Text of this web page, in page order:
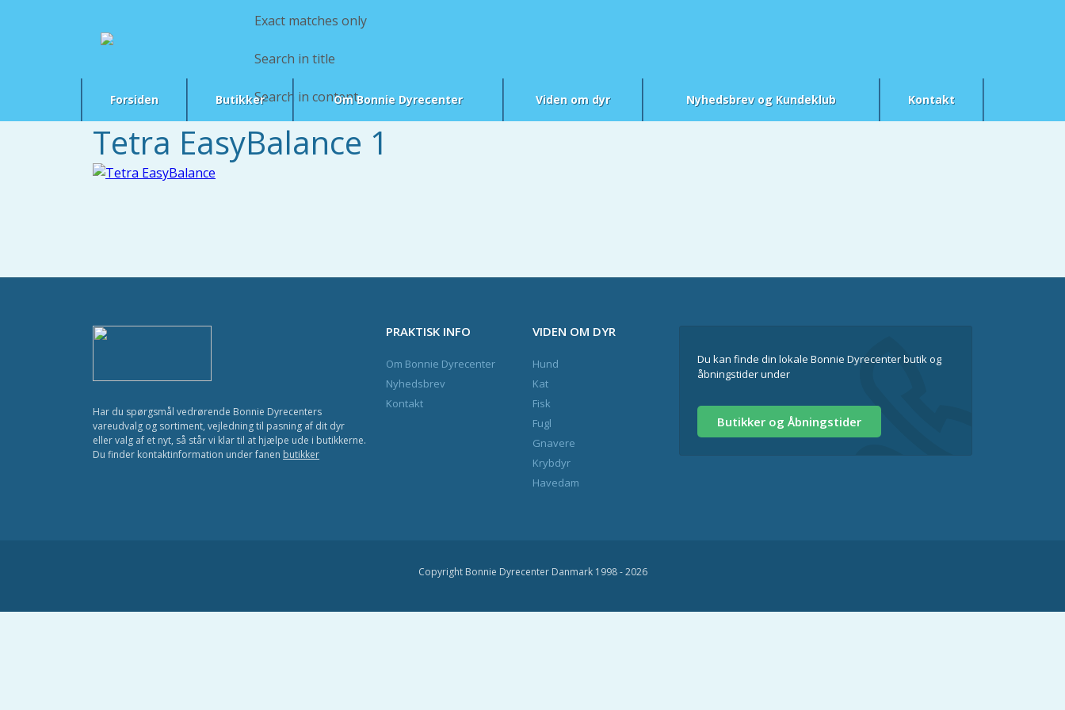
Exact matches only
Search in title
Search in content
Forsiden Butikker Om Bonnie Dyrecenter Viden om dyr Nyhedsbrev og Kundeklub Kontakt
Tetra EasyBalance 1
Har du spørgsmål vedrørende Bonnie Dyrecenters
vareudvalg og sortiment, vejledning til pasning af dit dyr
eller valg af et nyt, så står vi klar til at hjælpe ude i butikkerne.
Du finder kontaktinformation under fanen butikker
PRAKTISK INFO
Om Bonnie Dyrecenter
Nyhedsbrev
Kontakt
VIDEN OM DYR
Hund
Kat
Fisk
Fugl
Gnavere
Krybdyr
Havedam
Du kan finde din lokale Bonnie Dyrecenter butik og
åbningstider under
Butikker og Åbningstider
Copyright Bonnie Dyrecenter Danmark 1998 - 2026